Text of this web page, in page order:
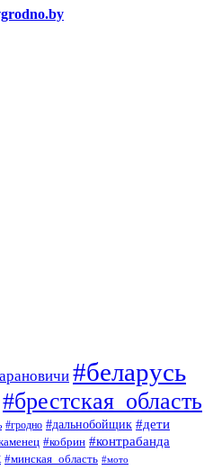
#беларусь
#брестская_область
#гродно #дальнобойщик #дети
#кобрин #контрабанда
#минская_область #мото